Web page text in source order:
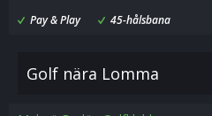
Pay & Play 45-hålsbana
Golf nära Lomma